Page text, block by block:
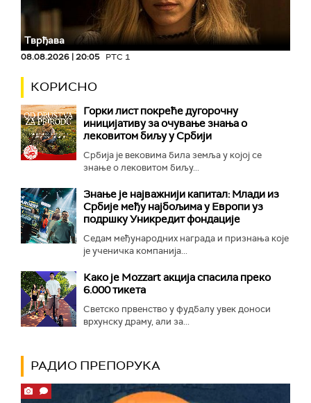
Тврђава
08.08.2026 | 20:05 РТС 1
КОРИСНО
Горки лист покреће дугорочну
иницијативу за очување знања о
лековитом биљу у Србији
Србија је вековима била земља у којој се
знање о лековитом биљу...
Знање је најважнији капитал: Млади из
Србије међу најбољима у Европи уз
подршку Уникредит фондације
Седам међународних награда и признања које
је ученичка компанија...
Како је Mozzart акција спасила преко
6.000 тикета
Светско првенство у фудбалу увек доноси
врхунску драму, али за...
РАДИО ПРЕПОРУКА